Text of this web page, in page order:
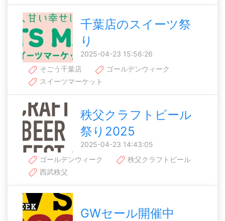
千葉店のスイーツ祭
り
2025-04-23 15:56:26
そごう千葉店
ゴールデンウィーク
スイーツマーケット
秩父クラフトビール
祭り2025
2025-04-23 14:43:05
ゴールデンウィーク
秩父クラフトビール
西武秩父
GWセール開催中